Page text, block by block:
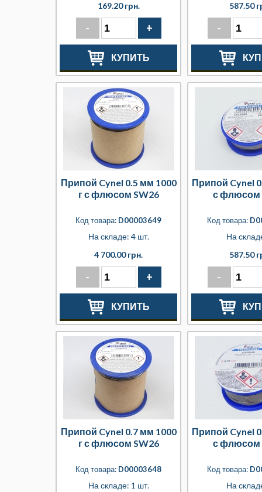
169.20 грн.
- +
КУПИТЬ
587.50
-
Припой Cynel 0.5 мм 1000
г с флюсом SW26
Код товара: D00003649
На складе: 4 шт.
4 700.00 грн.
- +
КУПИТЬ
Припой Cynel
с флюсом
Код товара:
На
587.50
-
Припой Cynel 0.7 мм 1000
г с флюсом SW26
Код товара: D00003648
На складе: 1 шт.
Припой Cynel
с флюсом
Код товара:
На